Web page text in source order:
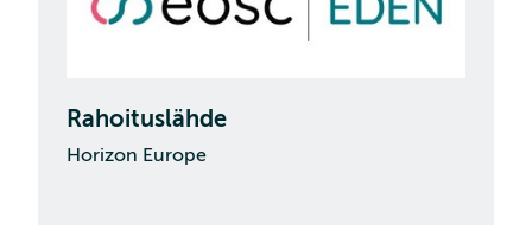
Rahoituslähde
Horizon Europe